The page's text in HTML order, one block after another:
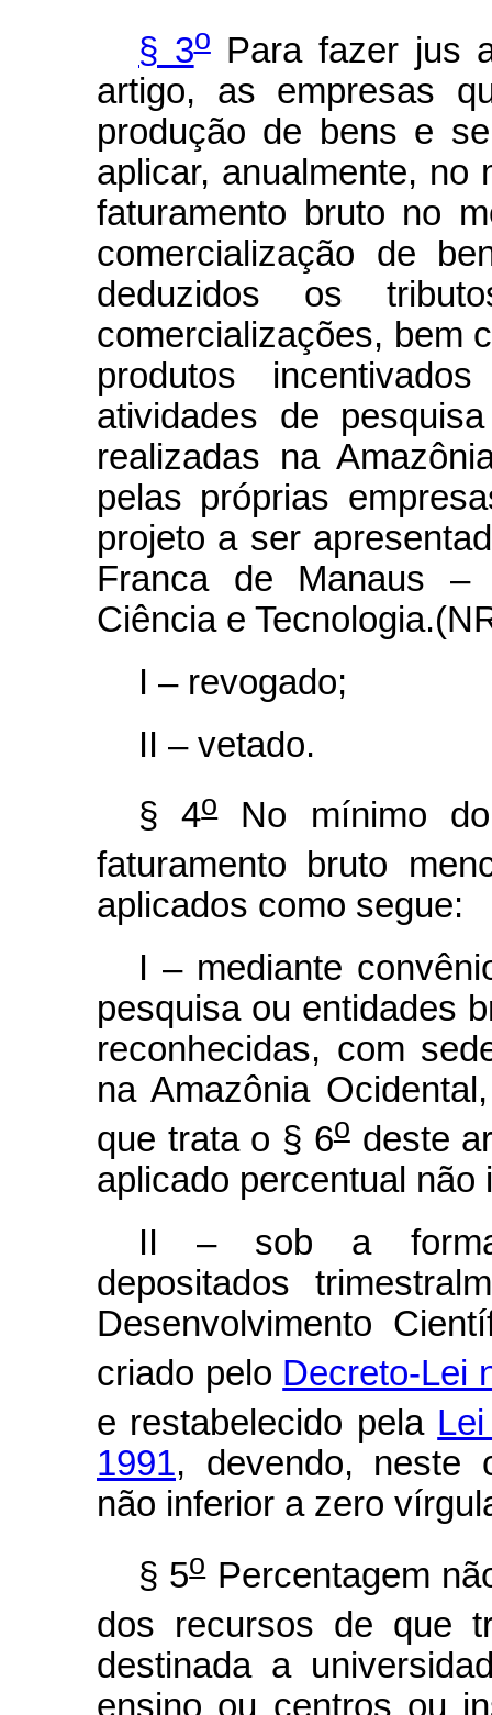
§ 3oPara fazer jus
artigo, as empresas
produção de bens e
aplicar, anualmente,
faturamento bruto no
comercialização de
deduzidos os
comercializações, bem
produtos
atividades de
realizadas na
pelas próprias
projeto a ser
Franca de Manaus
Ciência e
I – revogado;
II – vetado.
§ 4oNo mínimo
faturamento bruto
aplicados como segue:
I – mediante
pesquisa ou entidades
reconhecidas, com
na Amazônia
que trata o § 6odeste
aplicado percentual
II – sob a forma
depositados
Desenvolvimento
criado pelo Decreto-Lei
e restabelecido pela
1991, devendo, neste
não inferior a zero
§ 5oPercentagem
dos recursos de que
destinada a
ensino ou centros ou